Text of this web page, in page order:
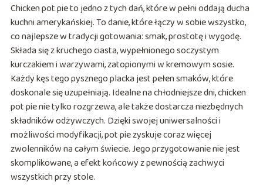
Chicken pot pie to jedno z tych dań, które w pełni oddają ducha
kuchni amerykańskiej. To danie, które łączy w sobie wszystko,
co najlepsze w tradycji gotowania: smak, prostotę i wygodę.
Składa się z kruchego ciasta, wypełnionego soczystym
kurczakiem i warzywami, zatopionymi w kremowym sosie.
Każdy kęs tego pysznego placka jest pełen smaków, które
doskonale się uzupełniają. Idealne na chłodniejsze dni, chicken
pot pie nie tylko rozgrzewa, ale także dostarcza niezbędnych
składników odżywczych. Dzięki swojej uniwersalności i
możliwości modyfikacji, pot pie zyskuje coraz więcej
zwolenników na całym świecie. Jego przygotowanie nie jest
skomplikowane, a efekt końcowy z pewnością zachwyci
wszystkich przy stole.